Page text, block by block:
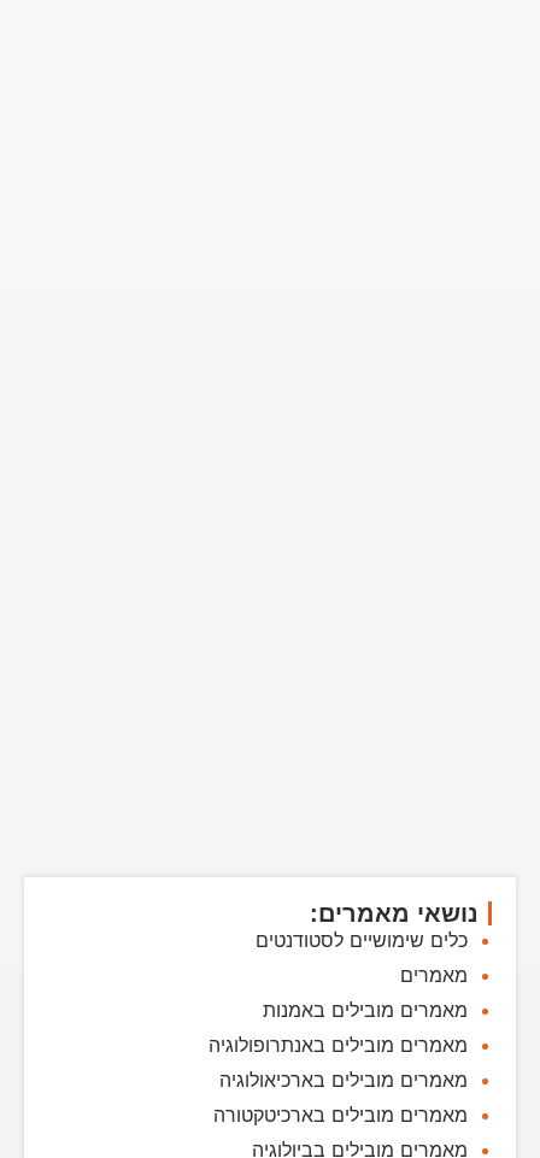
נושאי מאמרים:
כלים שימושיים לסטודנטים
מאמרים
מאמרים מובילים באמנות
מאמרים מובילים באנתרופולוגיה
מאמרים מובילים בארכיאולוגיה
מאמרים מובילים בארכיטקטורה
מאמרים מובילים בביולוגיה